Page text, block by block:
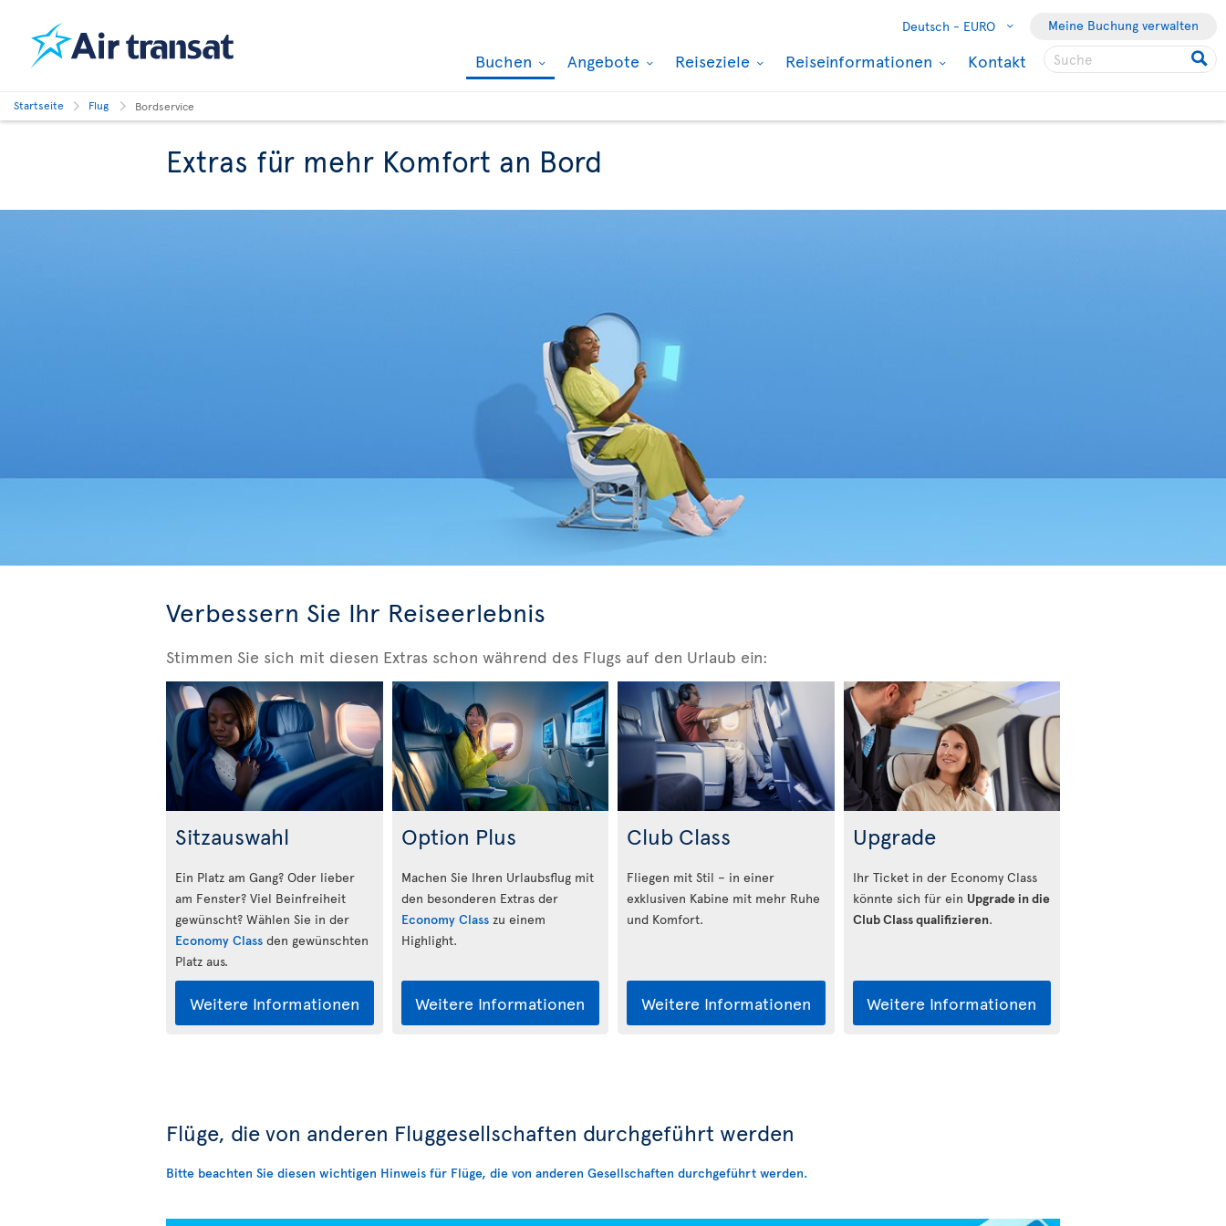
Deutsch - EURO Meine Buchung verwalten
Buchen Angebote Reiseziele Reiseinformationen Kontakt
Startseite Flug Bordservice
Extras für mehr Komfort an Bord
Verbessern Sie Ihr Reiseerlebnis
Stimmen Sie sich mit diesen Extras schon während des Flugs auf den Urlaub ein:
Sitzauswahl
Ein Platz am Gang? Oder lieber
am Fenster? Viel Beinfreiheit
gewünscht? Wählen Sie in der
Economy Class den gewünschten
Platz aus.
Weitere Informationen
Option Plus
Machen Sie Ihren Urlaubsflug mit
den besonderen Extras der
Economy Classzu einem
Highlight.
Weitere Informationen
Club Class
Fliegen mit Stil – in einer
exklusiven Kabine mit mehr Ruhe
und Komfort.
Weitere Informationen
Upgrade
Ihr Ticket in der Economy Class
könnte sich für ein Upgrade in die
Club Class qualifizieren.
Weitere Informationen
Flüge, die von anderen Fluggesellschaften durchgeführt werden
Bitte beachten Sie diesen wichtigen Hinweis für Flüge, die von anderen Gesellschaften durchgeführt werden.